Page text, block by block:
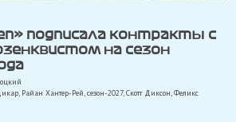
подписала контракты с
на сезон
, Райан Хантер-Рей,сезон-2027,Скотт Диксон,Феликс